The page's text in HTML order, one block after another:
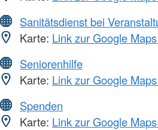
Sanitätsdienst bei
Karte: Link zur Google
Seniorenhilfe
Karte: Link zur Google
Spenden
Karte: Link zur Google